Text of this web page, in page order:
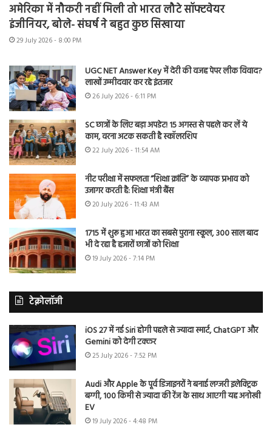
अमेरिका में नौकरी नहीं मिली तो भारत लौटे सॉफ्टवेयर
इंजीनियर, बोले- संघर्ष ने बहुत कुछ सिखाया
29 July 2026 - 8:00 PM
UGC NET Answer Key में देरी की वजह पेपर लीक विवाद?
लाखों उम्मीदवार कर रहे इंतजार
26 July 2026 - 6:11 PM
SC छात्रों के लिए बड़ा अपडेट! 15 अगस्त से पहले कर लें ये
काम, वरना अटक सकती है स्कॉलरशिप
22 July 2026 - 11:54 AM
नीट परीक्षा में सफलता “शिक्षा क्रांति” के व्यापक प्रभाव को
उजागर करती है: शिक्षा मंत्री बैंस
20 July 2026 - 11:43 AM
1715 में शुरू हुआ भारत का सबसे पुराना स्कूल, 300 साल बाद
भी दे रहा है हजारों छात्रों को शिक्षा
19 July 2026 - 7:14 PM
टेक्नोलॉजी
iOS 27 में नई Siri होगी पहले से ज्यादा स्मार्ट, ChatGPT और
Gemini को देगी टक्कर
25 July 2026 - 7:52 PM
Audi और Apple के पूर्व डिजाइनरों ने बनाई लग्जरी इलेक्ट्रिक
बग्गी, 100 किमी से ज्यादा की रेंज के साथ आएगी यह अनोखी
EV
19 July 2026 - 4:48 PM